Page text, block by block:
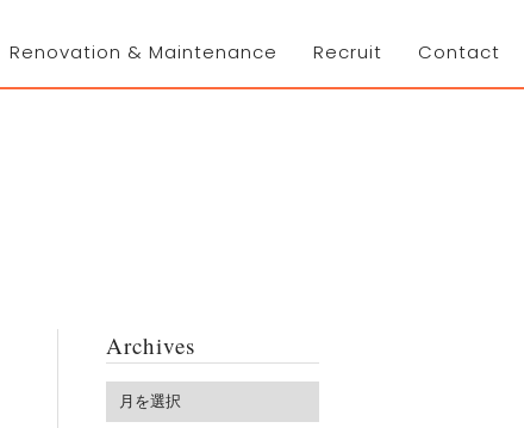
Renovation & Maintenance Recruit Contact
Archives